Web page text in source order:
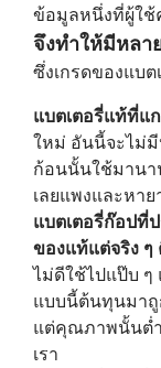
ข้อมูลหนึ่งที่ผู้ใช้
จึงทำให้มีหลา
ซึ่งเกรดของแบต
แบตเตอรี่แท้ที่แ
ใหม่ อันนี้จะไม่มี
ก้อนนั้นใช้มานา
เลยแพงและหาย
แบตเตอรี่ก๊อปที่
ของแท้แต่จริง ๆ
ไม่ดีใช้ไปแป๊บ ๆ
แบบนี้ต้นทุนมาถู
แต่คุณภาพนั้นต่ำ
เรา